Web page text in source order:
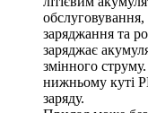
заряджання та
заряджає
змінного
нижньому куті
заряду.